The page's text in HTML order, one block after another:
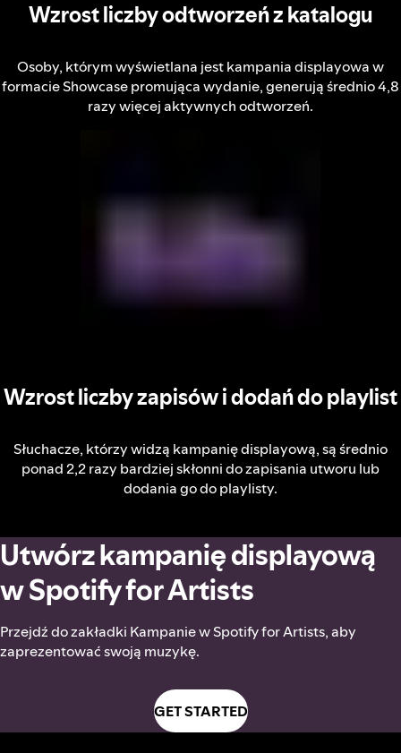
Wzrost liczby odtworzeń z katalogu
Osoby, którym wyświetlana jest kampania displayowa w
formacie Showcase promująca wydanie, generują średnio 4,8
razy więcej aktywnych odtworzeń.
Wzrost liczby zapisów i dodań do playlist
Słuchacze, którzy widzą kampanię displayową, są średnio
ponad 2,2 razy bardziej skłonni do zapisania utworu lub
dodania go do playlisty.
Utwórz kampanię displayową
w Spotify for Artists
Przejdź do zakładki Kampanie w Spotify for Artists, aby
zaprezentować swoją muzykę.
GET STARTED